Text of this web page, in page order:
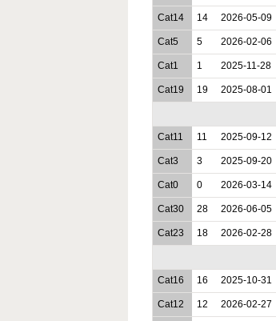
Cat14 14 2026-05-09
Cat5 5 2026-02-06
Cat1 1 2025-11-28
Cat19 19 2025-08-01
Cat11 11 2025-09-12
Cat3 3 2025-09-20
Cat0 0 2026-03-14
Cat30 28 2026-06-05
Cat23 18 2026-02-28
Cat16 16 2025-10-31
Cat12 12 2026-02-27